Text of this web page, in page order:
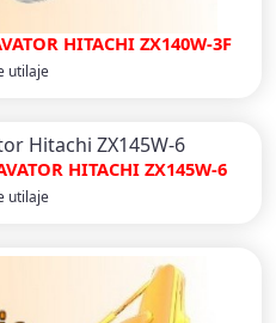
HITACHI ZX140W-3F
utilaje
HITACHI ZX145W‐6
utilaje